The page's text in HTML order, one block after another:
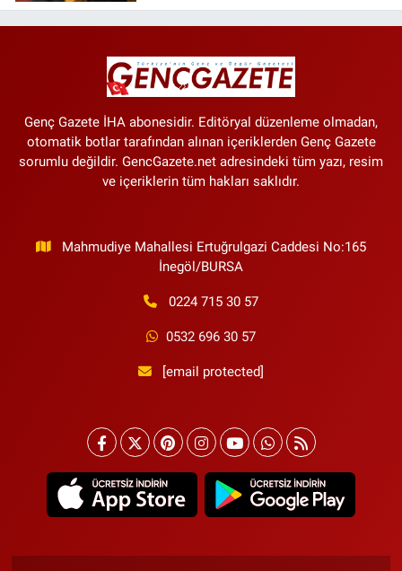
yakalandı
Genç Gazete İHA abonesidir. Editöryal düzenleme olmadan,
otomatik botlar tarafından alınan içeriklerden Genç Gazete
sorumlu değildir. GencGazete.net adresindeki tüm yazı, resim
ve içeriklerin tüm hakları saklıdır.
Mahmudiye Mahallesi Ertuğrulgazi Caddesi No:165
İnegöl/BURSA
0224 715 30 57
0532 696 30 57
[email protected]